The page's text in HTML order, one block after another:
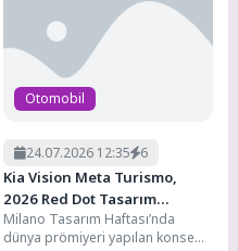
Otomobil
24.07.2026 12:35 6
Kia Vision Meta Turismo,
2026 Red Dot Tasarım
Konsepti Ödülü’nü Kazandı
Milano Tasarım Haftası’nda
dünya prömiyeri yapılan konsept,